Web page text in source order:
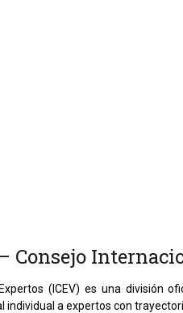
Consejo
(ICEV) es una división
a expertos con